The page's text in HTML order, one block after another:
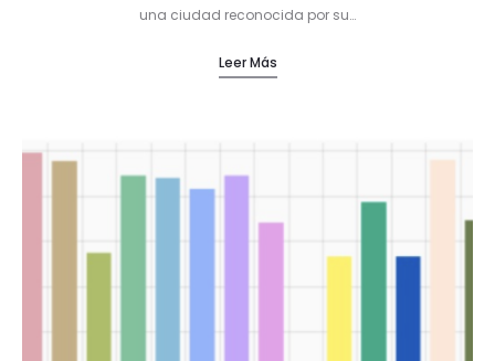
una ciudad reconocida por su…
Leer Más